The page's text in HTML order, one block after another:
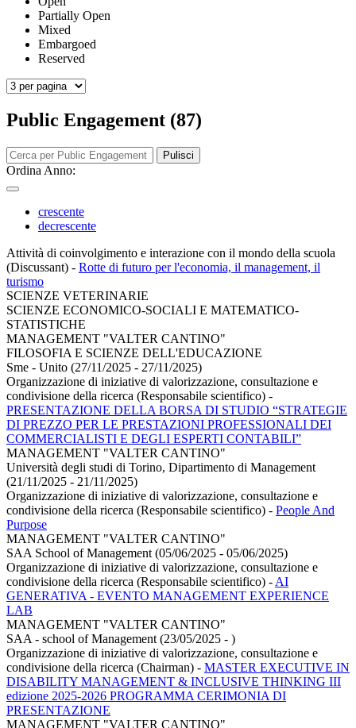
Partially Open
Mixed
Embargoed
Reserved
Public Engagement (87)
Pulisci
Ordina Anno:
crescente
decrescente
Attività di coinvolgimento e interazione con il mondo della scuola
(Discussant) - Rotte di futuro per l'economia, il management, il
turismo
SCIENZE VETERINARIE
SCIENZE ECONOMICO-SOCIALI E MATEMATICO-
STATISTICHE
MANAGEMENT "VALTER CANTINO"
FILOSOFIA E SCIENZE DELL'EDUCAZIONE
Sme - Unito (27/11/2025 - 27/11/2025)
Organizzazione di iniziative di valorizzazione, consultazione e
condivisione della ricerca (Responsabile scientifico) -
PRESENTAZIONE DELLA BORSA DI STUDIO “STRATEGIE
DI PREZZO PER LE PRESTAZIONI PROFESSIONALI DEI
COMMERCIALISTI E DEGLI ESPERTI CONTABILI”
MANAGEMENT "VALTER CANTINO"
Università degli studi di Torino, Dipartimento di Management
(21/11/2025 - 21/11/2025)
Organizzazione di iniziative di valorizzazione, consultazione e
condivisione della ricerca (Responsabile scientifico) - People And
Purpose
MANAGEMENT "VALTER CANTINO"
SAA School of Management (05/06/2025 - 05/06/2025)
Organizzazione di iniziative di valorizzazione, consultazione e
condivisione della ricerca (Responsabile scientifico) - AI
GENERATIVA - EVENTO MANAGEMENT EXPERIENCE
LAB
MANAGEMENT "VALTER CANTINO"
SAA - school of Management (23/05/2025 - )
Organizzazione di iniziative di valorizzazione, consultazione e
condivisione della ricerca (Chairman) - MASTER EXECUTIVE IN
DISABILITY MANAGEMENT & INCLUSIVE THINKING III
edizione 2025-2026 PROGRAMMA CERIMONIA DI
PRESENTAZIONE
MANAGEMENT "VALTER CANTINO"